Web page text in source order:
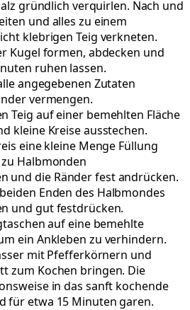
gründlich verquirlen. Nach und
und alles zu einem
klebrigen Teig verkneten.
Kugel formen, abdecken und
ruhen lassen.
angegebenen Zutaten
vermengen.
Teig auf einer bemehlten Fläche
kleine Kreise ausstechen.
eine kleine Menge Füllung
Halbmonden
und die Ränder fest andrücken.
Enden des Halbmondes
und gut festdrücken.
auf eine bemehlte
ein Ankleben zu verhindern.
mit Pfefferkörnern und
zum Kochen bringen. Die
in das sanft kochende
für etwa 15 Minuten garen.